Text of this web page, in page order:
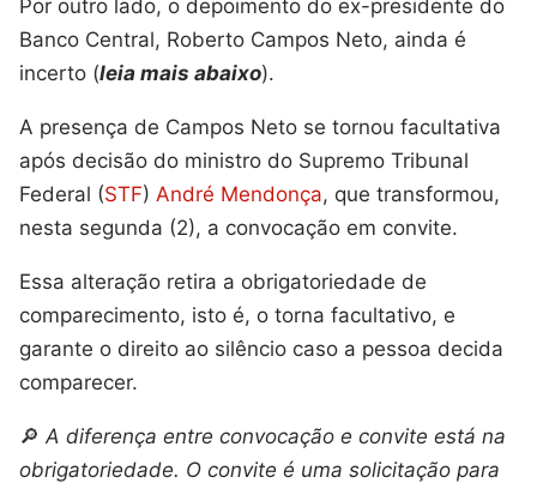
Por outro lado, o depoimento do ex-presidente do
Banco Central, Roberto Campos Neto, ainda é
incerto (leia mais abaixo).
A presença de Campos Neto se tornou facultativa
após decisão do ministro do Supremo Tribunal
Federal (STF) André Mendonça, que transformou,
nesta segunda (2), a convocação em convite.
Essa alteração retira a obrigatoriedade de
comparecimento, isto é, o torna facultativo, e
garante o direito ao silêncio caso a pessoa decida
comparecer.
🔎 A diferença entre convocação e convite está na
obrigatoriedade. O convite é uma solicitação para